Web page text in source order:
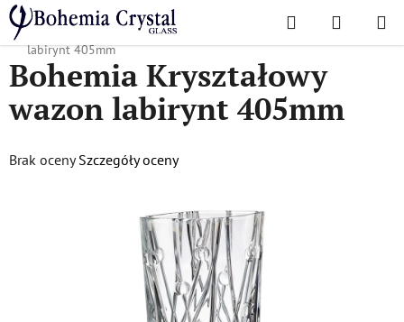
Przejść
do
treści
Szukaj KOSZYK
Home
/ Popularne kolekcje / Labirynt
Bohemia Kryształowy wazon
labirynt 405mm
Bohemia Kryształowy
wazon labirynt 405mm
Średnia
Brak oceny Szczegóły oceny